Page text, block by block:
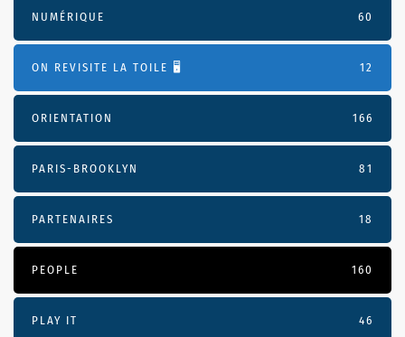
NUMÉRIQUE 60
ON REVISITE LA TOILE 🖥️ 12
ORIENTATION 166
PARIS-BROOKLYN 81
PARTENAIRES 18
PEOPLE 160
PLAY IT 46